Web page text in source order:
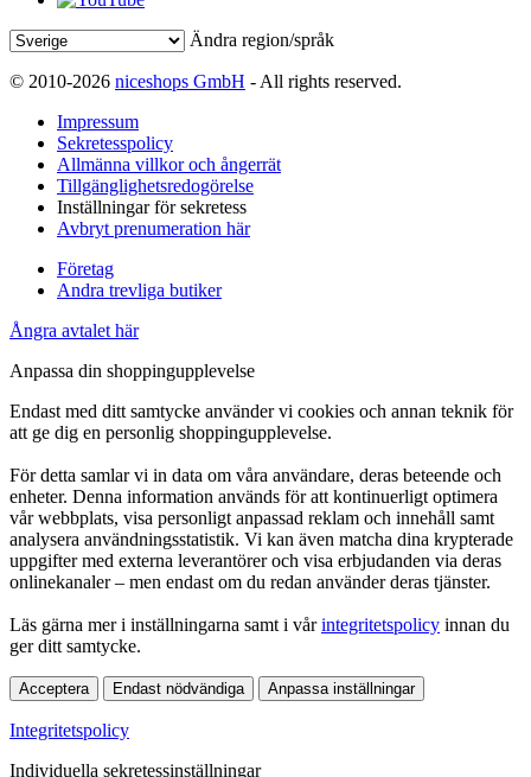
Ändra region/språk
© 2010-2026 niceshops GmbH - All rights reserved.
Impressum
Sekretesspolicy
Allmänna villkor och ångerrät
Tillgänglighetsredogörelse
Inställningar för sekretess
Avbryt prenumeration här
Företag
Andra trevliga butiker
Ångra avtalet här
Anpassa din shoppingupplevelse
Endast med ditt samtycke använder vi cookies och annan teknik för
att ge dig en personlig shoppingupplevelse.
För detta samlar vi in data om våra användare, deras beteende och
enheter. Denna information används för att kontinuerligt optimera
vår webbplats, visa personligt anpassad reklam och innehåll samt
analysera användningsstatistik. Vi kan även matcha dina krypterade
uppgifter med externa leverantörer och visa erbjudanden via deras
onlinekanaler – men endast om du redan använder deras tjänster.
Läs gärna mer i inställningarna samt i vårintegritetspolicy innan du
ger ditt samtycke.
Acceptera Endast nödvändiga Anpassa inställningar
Integritetspolicy
Individuella sekretessinställningar